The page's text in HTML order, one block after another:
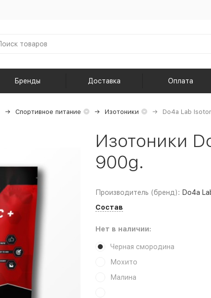
Бренды Доставка Оплата
Спортивное питание Изотоники Do4a Lab
Изотоники
900g.
Производитель (бренд): Do4a
Состав
Нет в наличии:
Черная смородина
Мохито
Малина